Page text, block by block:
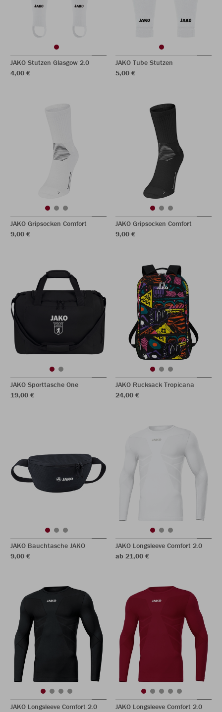
JAKO Stutzen Glasgow 2.0
4,00 €
JAKO Tube Stutzen
5,00 €
JAKO Gripsocken Comfort
9,00 €
JAKO Gripsocken Comfort
9,00 €
JAKO Sporttasche One
19,00 €
JAKO Rucksack Tropicana
24,00 €
JAKO Bauchtasche JAKO
9,00 €
JAKO Longsleeve Comfort 2.0
ab 21,00 €
JAKO Longsleeve Comfort 2.0
JAKO Longsleeve Comfort 2.0